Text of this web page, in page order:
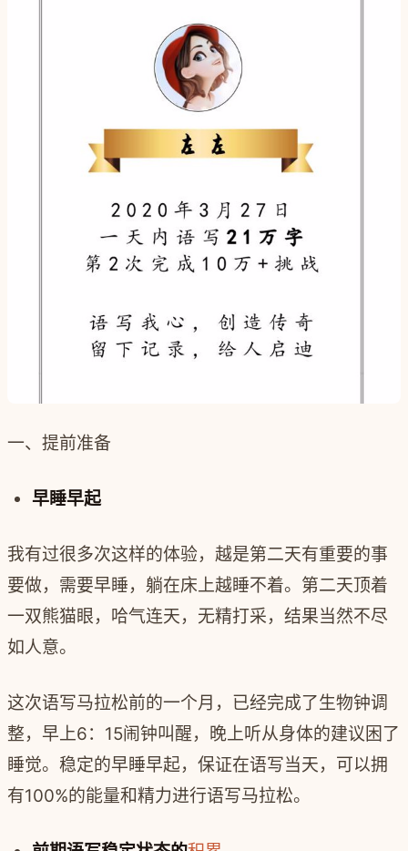
一、提前准备
早睡早起
我有过很多次这样的体验，越是第二天有重要的事
要做，需要早睡，躺在床上越睡不着。第二天顶着
一双熊猫眼，哈气连天，无精打采，结果当然不尽
如人意。
这次语写马拉松前的一个月，已经完成了生物钟调
整，早上6：15闹钟叫醒，晚上听从身体的建议困了
睡觉。稳定的早睡早起，保证在语写当天，可以拥
有100%的能量和精力进行语写马拉松。